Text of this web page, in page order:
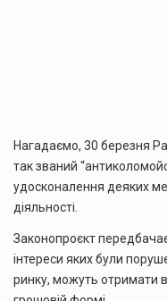
Нагадаємо, 30 березня
так званий
удосконалення деяких
діяльності.
Законопроєкт
інтереси яких були
ринку, можуть отримати